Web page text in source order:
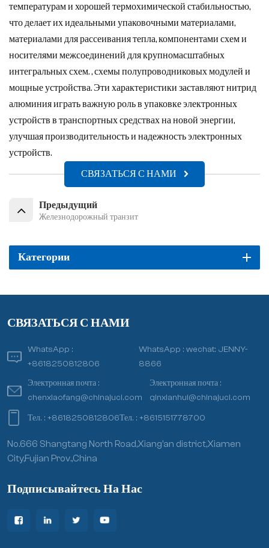
температурам и хорошей термохимической стабильностью,
что делает их идеальными упаковочными материалами,
материалами для рассеивания тепла, компонентами схем и
носителями межсоединений для крупномасштабных
интегральных схем. , схемы полупроводниковых модулей и
мощные устройства. Эти характеристики заставляют нитрид
алюминия играть важную роль в упаковке электронных
устройств в транспортных средствах на новой энергии,
улучшая производительность и надежность электронных
устройств.
СВЯЗАТЬСЯ С НАМИ
Предыдущий
Железнодорожный транзит
Категории
СВЯЗАТЬСЯ С НАМИ
WhatsApp :
+8618250812806
WhatsApp :wechat: JENNY-
8866
Электронная почта :
chenxiaofang@chinajuci.com
Электронная почта :
qinxianhui@chinajuci.com
Тел. :+8618250812806Тел. :+8615151778700
No.666 Shangtang North Road,Xiang’an district,Xiamen
City,Fujian Prov.,China
Подписывайтесь На Нас